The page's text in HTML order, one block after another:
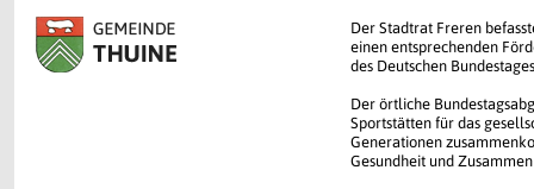
Der Stadtrat Freren
einen entsprechenden
des Deutschen
Der örtliche
Sportstätten für das
Generationen
Gesundheit und